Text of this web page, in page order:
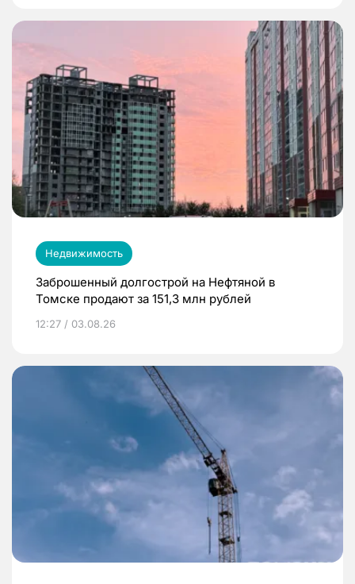
Недвижимость
Заброшенный долгострой на Нефтяной в
Томске продают за 151,3 млн рублей
12:27 / 03.08.26